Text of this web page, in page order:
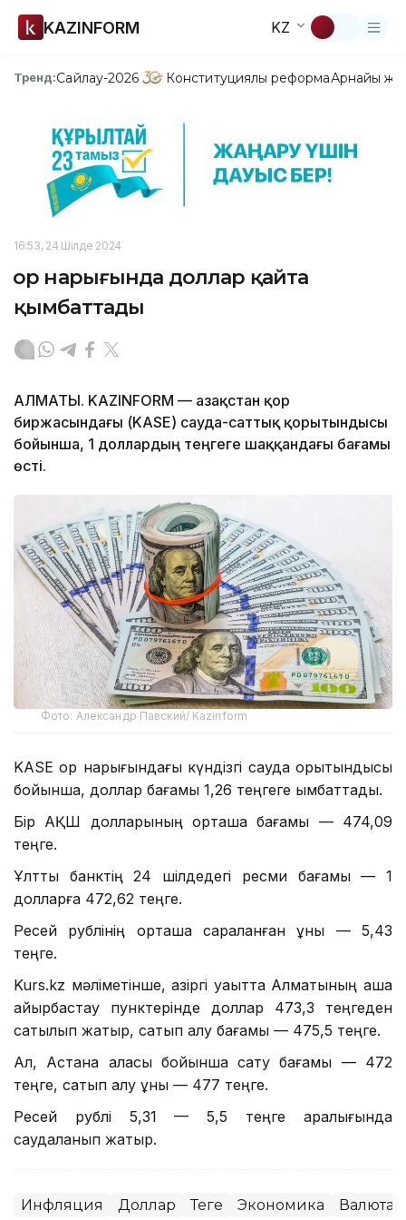
KAZINFORM KZ
Тренд:Сайлау-2026 Конституциялық реформаАрнайы
16:53, 24 Шілде 2024
Қор нарығында доллар қайта
қымбаттады
АЛМАТЫ. KAZINFORM — Қазақстан қор
биржасындағы (KASE) сауда-саттық қорытындысы
бойынша, 1 доллардың теңгеге шаққандағы бағамы
өсті.
Фото: Александр Павский/ Kazinform
KASE қор нарығындағы күндізгі сауда қорытындысы
бойынша, доллар бағамы 1,26 теңгеге қымбаттады.
Бір АҚШ долларының орташа бағамы — 474,09
теңге.
Ұлттық банктің 24 шілдедегі ресми бағамы — 1
долларға 472,62 теңге.
Ресей рублінің орташа сараланған құны — 5,43
теңге.
Kurs.kz мәліметінше, қазіргі уақытта Алматының ақша
айырбастау пунктерінде доллар 473,3 теңгеден
сатылып жатыр, сатып алу бағамы — 475,5 теңге.
Ал, Астана қаласы бойынша сату бағамы — 472
теңге, сатып алу құны — 477 теңге.
Ресей рублі 5,31 — 5,5 теңге аралығында
саудаланып жатыр.
Инфляция Доллар Теңге Экономика Валюта